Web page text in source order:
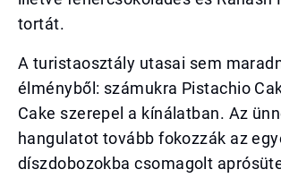
tortát.
A turistaosztály utasai sem
élményből: számukra Pistachio
Cake szerepel a kínálatban. Az
hangulatot tovább fokozzák az
díszdobozokba csomagolt